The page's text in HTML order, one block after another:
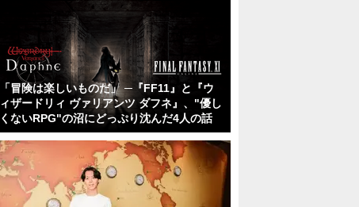
「冒険は楽しいものだ」 ─『FF11』と『ウ
ィザードリィ ヴァリアンツ ダフネ』、"優し
くないRPG"の沼にどっぷり沈んだ4人の話